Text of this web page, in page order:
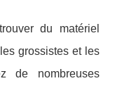
du matériel
grossistes et les
de nombreuses